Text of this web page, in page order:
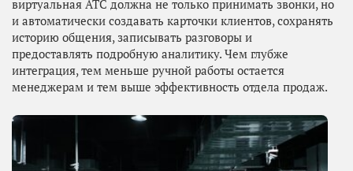
виртуальная АТС должна не только принимать звонки, но
и автоматически создавать карточки клиентов, сохранять
историю общения, записывать разговоры и
предоставлять подробную аналитику. Чем глубже
интеграция, тем меньше ручной работы остается
менеджерам и тем выше эффективность отдела продаж.